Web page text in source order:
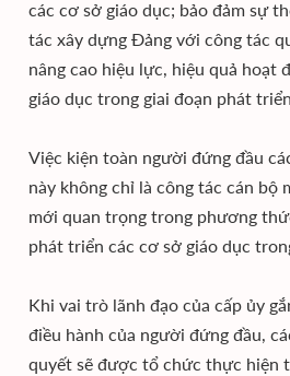
các cơ sở giáo dục; bảo đảm sự
tác xây dựng Đảng với công tác
nâng cao hiệu lực, hiệu quả hoạt
giáo dục trong giai đoạn phát
Việc kiện toàn người đứng đầu
này không chỉ là công tác cán bộ
mới quan trọng trong phương
phát triển các cơ sở giáo dục
Khi vai trò lãnh đạo của cấp ủy
điều hành của người đứng đầu,
quyết sẽ được tổ chức thực hiện